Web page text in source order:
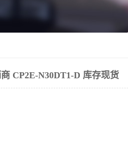
CP2E-N30DT1-D 库存现货